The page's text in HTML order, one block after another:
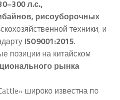
л.с.,
рисоуборочных
техники, и
ISO9001:2015.
позиции на китайском
рынка
широко известна по